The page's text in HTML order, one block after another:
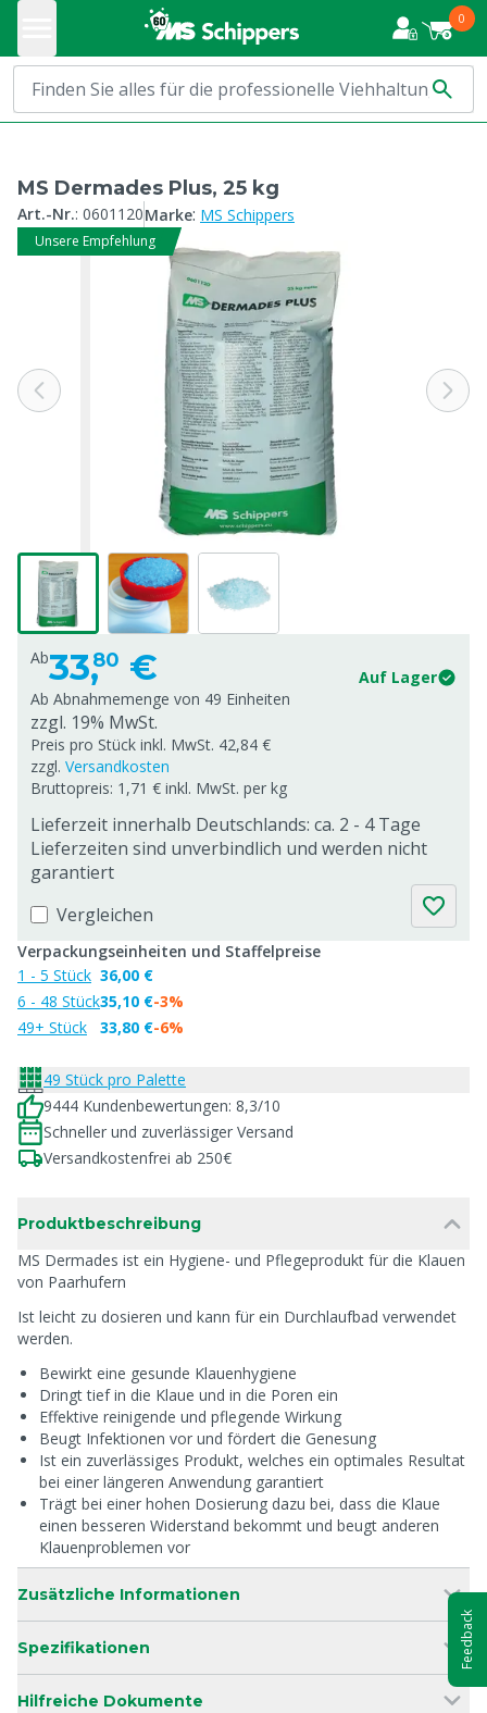
0
MS Dermades Plus, 25 kg
Art.-Nr.: 0601120Marke: MS Schippers
Unsere Empfehlung
Ab33,80 €
Auf Lager
Ab Abnahmemenge von 49 Einheiten
zzgl. 19% MwSt.
Preis pro Stück inkl. MwSt. 42,84 €
zzgl. Versandkosten
Bruttopreis: 1,71 € inkl. MwSt. per kg
Lieferzeit innerhalb Deutschlands: ca. 2 - 4 Tage
Lieferzeiten sind unverbindlich und werden nicht
garantiert
Vergleichen
Verpackungseinheiten und Staffelpreise
1 - 5 Stück
6 - 48 Stück
49+ Stück
36,00 €
35,10 €
33,80 €
-3%
-6%
49 Stück pro Palette
9444 Kundenbewertungen: 8,3/10
Schneller und zuverlässiger Versand
Versandkostenfrei ab 250€
Produktbeschreibung
MS Dermades ist ein Hygiene- und Pflegeprodukt für die Klauen
von Paarhufern
Ist leicht zu dosieren und kann für ein Durchlaufbad verwendet
werden.
Bewirkt eine gesunde Klauenhygiene
Dringt tief in die Klaue und in die Poren ein
Effektive reinigende und pflegende Wirkung
Beugt Infektionen vor und fördert die Genesung
Ist ein zuverlässiges Produkt, welches ein optimales Resultat
bei einer längeren Anwendung garantiert
Trägt bei einer hohen Dosierung dazu bei, dass die Klaue
einen besseren Widerstand bekommt und beugt anderen
Klauenproblemen vor
Zusätzliche Informationen
Spezifikationen
Hilfreiche Dokumente
Feedback